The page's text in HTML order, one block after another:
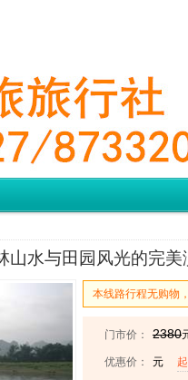
山水与田园风光的完美
本线路行程无购物
门市价： 2380
优惠价： 元